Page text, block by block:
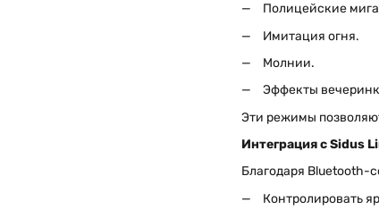
Полицейские
Имитация огня.
Молнии.
Эффекты
Эти режимы
Интеграция с Sidus
Благодаря Bluetooth-
Контролировать